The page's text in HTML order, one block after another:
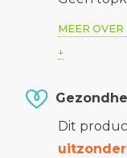
MEER
Dit